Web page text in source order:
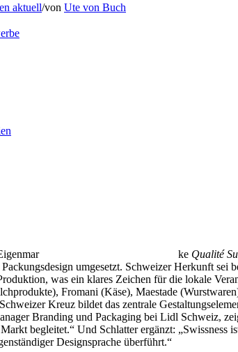
aktuell/von Ute von Buch
ke Qualité
umgesetzt. Schweizer Herkunft
was ein klares Zeichen für die lokale
Fromani (Käse), Maestade
Kreuz bildet das zentrale
Branding und Packaging bei Lidl Schweiz,
begleitet.“ Und Schlatter ergänzt:
Designsprache überführt.“